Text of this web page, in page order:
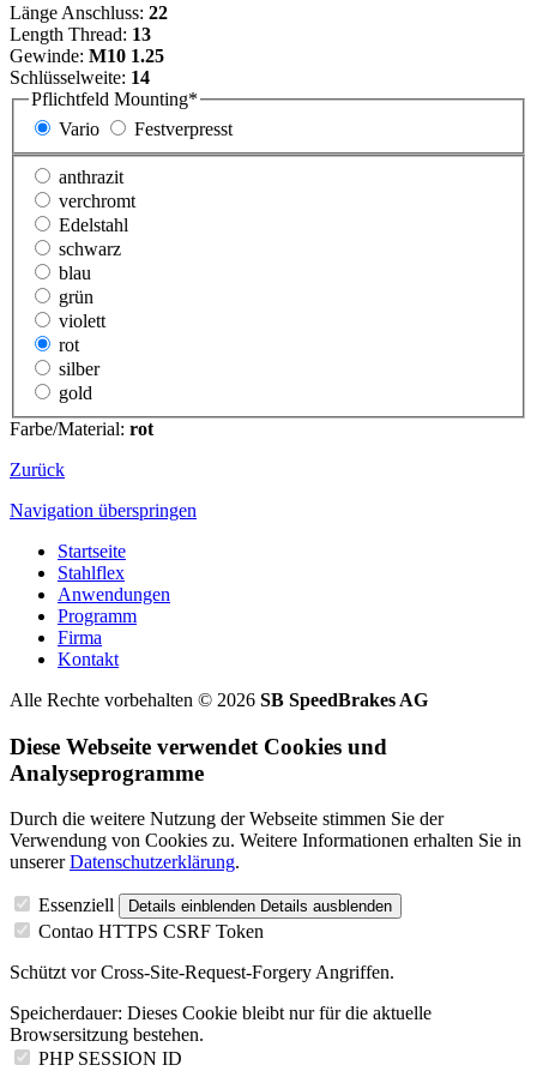
Länge Anschluss: 22
Length Thread: 13
Gewinde: M10 1.25
Schlüsselweite: 14
Pflichtfeld Mounting*
Vario
Festverpresst
anthrazit
verchromt
Edelstahl
schwarz
blau
grün
violett
rot
silber
gold
Farbe/Material: rot
Zurück
Navigation überspringen
Startseite
Stahlflex
Anwendungen
Programm
Firma
Kontakt
Alle Rechte vorbehalten © 2026 SB SpeedBrakes AG
Diese Webseite verwendet Cookies und
Analyseprogramme
Durch die weitere Nutzung der Webseite stimmen Sie der
Verwendung von Cookies zu. Weitere Informationen erhalten Sie in
unsererDatenschutzerklärung.
Essenziell Details einblenden Details ausblenden
Contao HTTPS CSRF Token
Schützt vor Cross-Site-Request-Forgery Angriffen.
Speicherdauer: Dieses Cookie bleibt nur für die aktuelle
Browsersitzung bestehen.
PHP SESSION ID